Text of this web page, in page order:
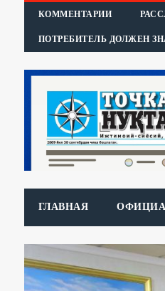
КОММЕНТАРИИ
ПОТРЕБИТЕЛЬ ДОЛЖЕН
ГЛАВНАЯ